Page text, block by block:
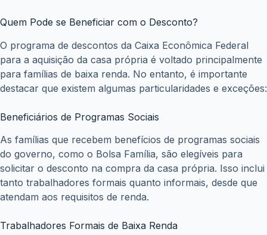
Quem Pode se Beneficiar com o Desconto?
O programa de descontos da Caixa Econômica Federal
para a aquisição da casa própria é voltado principalmente
para famílias de baixa renda. No entanto, é importante
destacar que existem algumas particularidades e exceções:
Beneficiários de Programas Sociais
As famílias que recebem benefícios de programas sociais
do governo, como o Bolsa Família, são elegíveis para
solicitar o desconto na compra da casa própria. Isso inclui
tanto trabalhadores formais quanto informais, desde que
atendam aos requisitos de renda.
Trabalhadores Formais de Baixa Renda